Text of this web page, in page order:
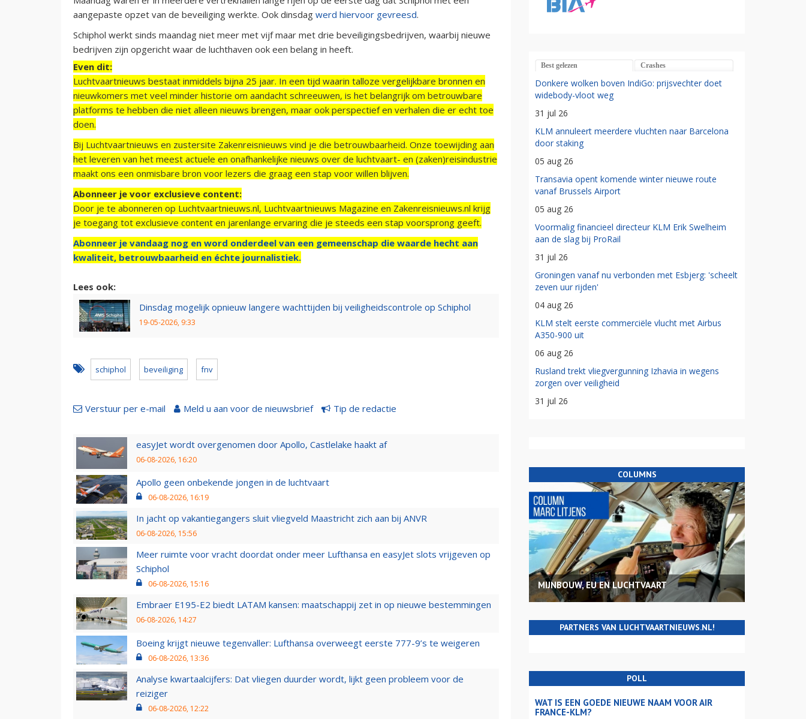
aangepaste opzet van de beveiliging werkte. Ook dinsdag werd hiervoor gevreesd.
Schiphol werkt sinds maandag niet meer met vijf maar met drie beveiligingsbedrijven, waarbij nieuwe
bedrijven zijn opgericht waar de luchthaven ook een belang in heeft.
Even dit:
Luchtvaartnieuws bestaat inmiddels bijna 25 jaar. In een tijd waarin talloze vergelijkbare bronnen en
nieuwkomers met veel minder historie om aandacht schreeuwen, is het belangrijk om betrouwbare
platforms te hebben die niet alleen nieuws brengen, maar ook perspectief en verhalen die er echt toe
doen.
Bij Luchtvaartnieuws en zustersite Zakenreisnieuws vind je die betrouwbaarheid. Onze toewijding aan
het leveren van het meest actuele en onafhankelijke nieuws over de luchtvaart- en (zaken)reisindustrie
maakt ons een onmisbare bron voor lezers die graag een stap voor willen blijven.
Abonneer je voor exclusieve content:
Door je te abonneren op Luchtvaartnieuws.nl, Luchtvaartnieuws Magazine en Zakenreisnieuws.nl krijg
je toegang tot exclusieve content en jarenlange ervaring die je steeds een stap voorsprong geeft.
Abonneer je vandaag nog en word onderdeel van een gemeenschap die waarde hecht aan
kwaliteit, betrouwbaarheid en échte journalistiek.
Lees ook:
Dinsdag mogelijk opnieuw langere wachttijden bij veiligheidscontrole op Schiphol
19-05-2026, 9:33
schiphol beveiliging fnv
Verstuur per e-mail Meld u aan voor de nieuwsbrief Tip de redactie
easyJet wordt overgenomen door Apollo, Castlelake haakt af
06-08-2026, 16:20
Apollo geen onbekende jongen in de luchtvaart
06-08-2026, 16:19
In jacht op vakantiegangers sluit vliegveld Maastricht zich aan bij ANVR
06-08-2026, 15:56
Meer ruimte voor vracht doordat onder meer Lufthansa en easyJet slots vrijgeven op
Schiphol
06-08-2026, 15:16
Embraer E195-E2 biedt LATAM kansen: maatschappij zet in op nieuwe bestemmingen
06-08-2026, 14:27
Boeing krijgt nieuwe tegenvaller: Lufthansa overweegt eerste 777-9’s te weigeren
06-08-2026, 13:36
Analyse kwartaalcijfers: Dat vliegen duurder wordt, lijkt geen probleem voor de
reiziger
06-08-2026, 12:22
Best gelezen Crashes
Donkere wolken boven IndiGo: prijsvechter doet
widebody-vloot weg
31 jul 26
KLM annuleert meerdere vluchten naar Barcelona
door staking
05 aug 26
Transavia opent komende winter nieuwe route
vanaf Brussels Airport
05 aug 26
Voormalig financieel directeur KLM Erik Swelheim
aan de slag bij ProRail
31 jul 26
Groningen vanaf nu verbonden met Esbjerg: 'scheelt
zeven uur rijden'
04 aug 26
KLM stelt eerste commerciële vlucht met Airbus
A350-900 uit
06 aug 26
Rusland trekt vliegvergunning Izhavia in wegens
zorgen over veiligheid
31 jul 26
COLUMNS
MIJNBOUW, EU EN LUCHTVAART
PARTNERS VAN LUCHTVAARTNIEUWS.NL!
POLL
WAT IS EEN GOEDE NIEUWE NAAM VOOR AIR
FRANCE-KLM?